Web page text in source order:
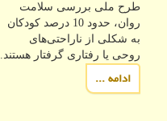
طرح ملی بررسی سلامت
روان، حدود 10 درصد کودکان
به شکلی از ناراحتی‌های
روحی یا رفتاری گرفتار هستند.
ادامه ...